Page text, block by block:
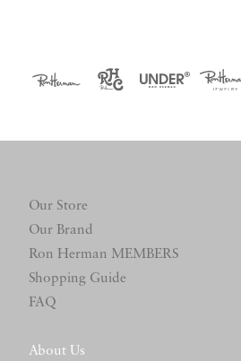
Our Store
Our Brand
Ron Herman MEMBERS
Shopping Guide
FAQ
About Us